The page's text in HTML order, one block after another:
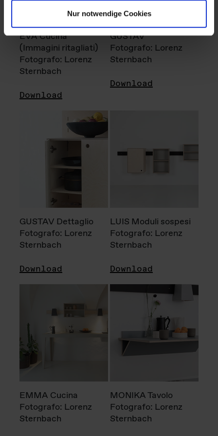
Nur notwendige Cookies
EVA Cucina
(Immagini ritagliati)
Fotografo: Lorenz
Sternbach
Download
GUSTAV
Fotografo: Lorenz
Sternbach
Download
GUSTAV Dettaglio
Fotografo: Lorenz
Sternbach
Download
LUIS Moduli sospesi
Fotografo: Lorenz
Sternbach
Download
EMMA Cucina
Fotografo: Lorenz
Sternbach
MONIKA Tavolo
Fotografo: Lorenz
Sternbach